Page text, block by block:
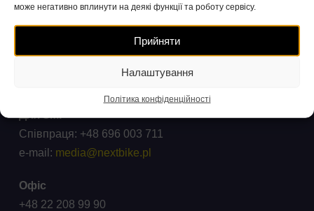
може негативно вплинути на деякі функції та роботу сервісу.
Прийняти
Налаштування
Політика конфіденційності
+48 71 738 11 11
(вартість дзвінка відповідно до тарифів операторів)
Для ЗМІ
Співпраця: +48 696 003 711
e-mail: media@nextbike.pl
Офіс
+48 22 208 99 90